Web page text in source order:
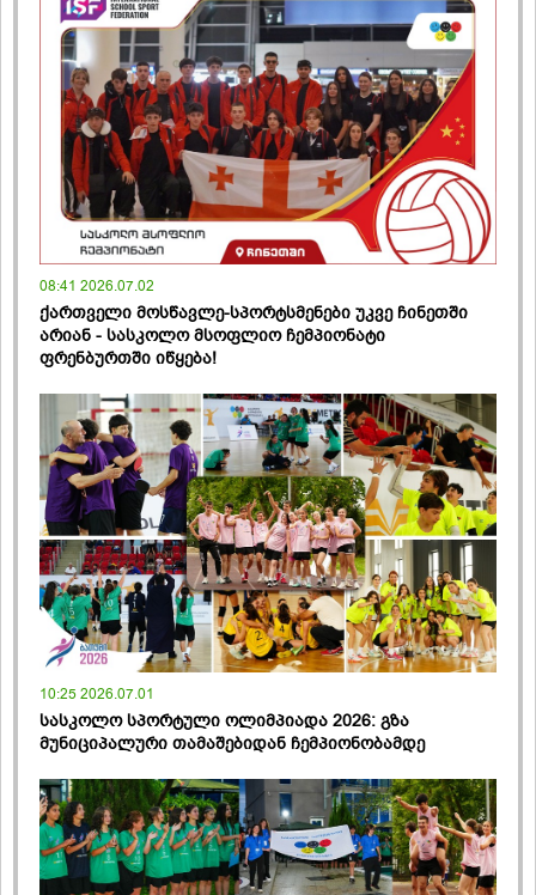
08:41 2026.07.02
ქართველი მოსწავლე-სპორტსმენები უკვე ჩინეთში
არიან - სასკოლო მსოფლიო ჩემპიონატი
ფრენბურთში იწყება!
10:25 2026.07.01
სასკოლო სპორტული ოლიმპიადა 2026: გზა
მუნიციპალური თამაშებიდან ჩემპიონობამდე